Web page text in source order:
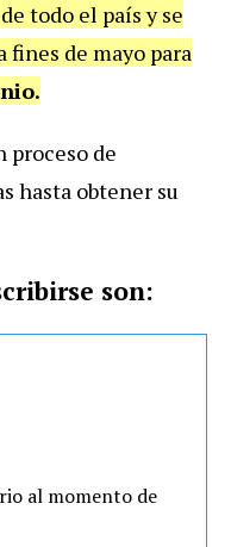
de todo el país y se
de mayo para
proceso de
hasta obtener su
son:
al momento de